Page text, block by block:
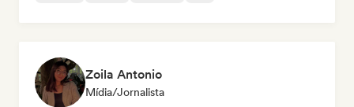
Zoila Antonio
Mídia/Jornalista